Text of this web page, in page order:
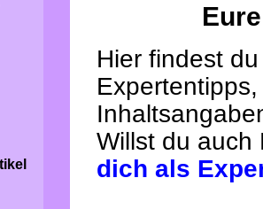
Hier findest
Willst du
dich als